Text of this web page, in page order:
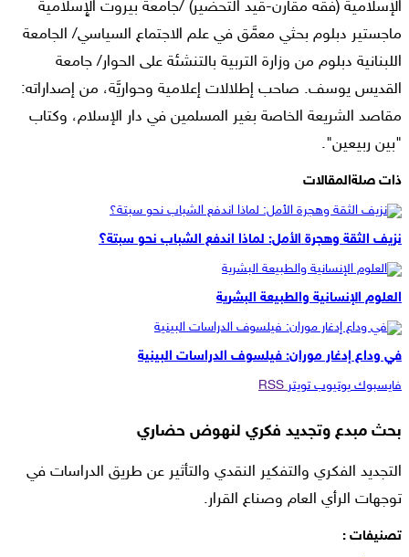
الإسلامية (فقه مقارن-قيد التحضير) /جامعة بيروت الإٍسلامية
ماجستير دبلوم بحثي معمَّق في علم الاجتماع السياسي/ الجامعة
اللبنانية دبلوم من وزارة التربية بالتنشئة على الحوار/ جامعة
القديس يوسف. صاحب إطلالات إعلامية وحواريَّة، من إصداراته:
مقاصد الشريعة الخاصة بغير المسلمين في دار الإسلام، وكتاب
"بين ربيعين".
ذات صلةالمقالات
نزيف الثقة وهجرة الأمل: لماذا اندفع الشباب نحو سبتة؟
العلوم الإنسانية والطبيعة البشرية
في وداع إدغار موران: فيلسوف الدراسات البينية
فايسبوك يوتيوب تويتر RSS
بحث مبدع وتجديد فكري لنهوض حضاري
التجديد الفكري والتفكير النقدي والتأثير عن طريق الدراسات في
توجهات الرأي العام وصناع القرار.
تصنيفات :